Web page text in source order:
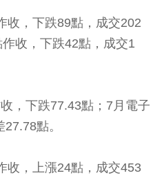
收，下跌89點，成交202
收，下跌42點，成交1
，下跌77.43點；7月電子
點。
收，上漲24點，成交453